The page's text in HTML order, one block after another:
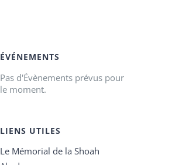
ÉVÉNEMENTS
Pas d'Évènements prévus pour
le moment.
LIENS UTILES
Le Mémorial de la Shoah